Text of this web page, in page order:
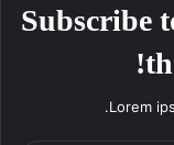
Subscribe
Lorem